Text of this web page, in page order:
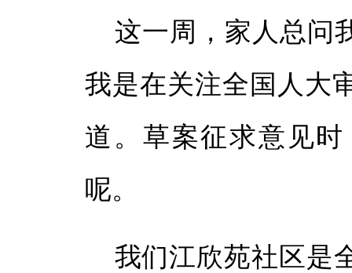
这一周，家人总问
我是在关注全国人大
道。草案征求意见
呢。
我们江欣苑社区是